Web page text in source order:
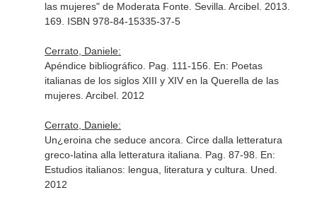
las mujeres" de Moderata Fonte. Sevilla. Arcibel. 2013.
169. ISBN 978-84-15335-37-5
Cerrato, Daniele:
Apéndice bibliográfico. Pag. 111-156. En: Poetas
italianas de los siglos XIII y XIV en la Querella de las
mujeres. Arcibel. 2012
Cerrato, Daniele:
Un¿eroina che seduce ancora. Circe dalla letteratura
greco-latina alla letteratura italiana. Pag. 87-98. En:
Estudios italianos: lengua, literatura y cultura . Uned.
2012